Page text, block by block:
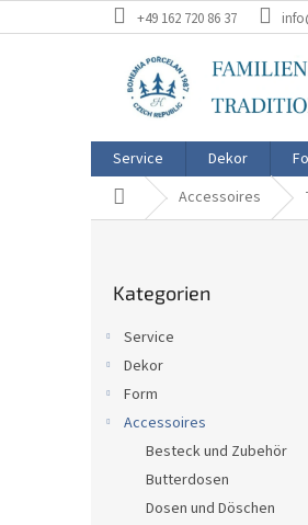
Inhalt
+49 162 720 86 37
Service Dekor
StartseiteAccessoires
überspringen
Kategorien
Service
Dekor
Form
Accessoires
Besteck und Zubehör
Butterdosen
Dosen und Döschen